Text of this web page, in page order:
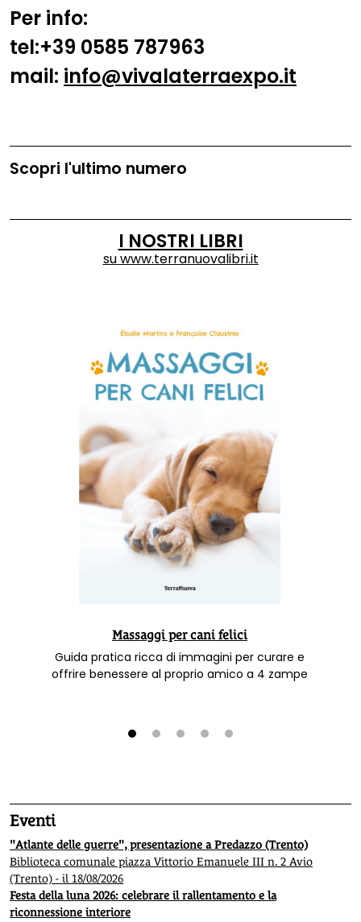
Per info:
tel:+39 0585 787963
mail: info@vivalaterraexpo.it
Scopri l'ultimo numero
I NOSTRI LIBRI
suwww.terranuovalibri.it
Massaggi per cani felici
Guida pratica ricca di immagini per curare e
offrire benessere al proprio amico a 4 zampe
Eventi
"Atlante delle guerre", presentazione a Predazzo (Trento)
Biblioteca comunale piazza Vittorio Emanuele III n. 2 Avio
(Trento) - il 18/08/2026
Festa della luna 2026: celebrare il rallentamento e la
riconnessione interiore